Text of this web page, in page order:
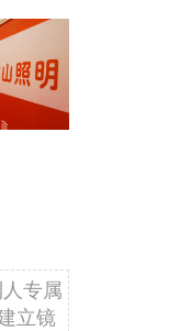
专属
立镜